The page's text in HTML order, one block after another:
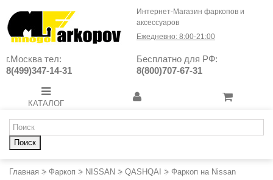
Интернет-Магазин фаркопов и
аксессуаров
Ежедневно: 8:00-21:00
г.Москва тел:
8(499)347-14-31
Бесплатно для РФ:
8(800)707-67-31
КАТАЛОГ
Поиск
Главная > Фаркоп > NISSAN > QASHQAI > Фаркоп на Nissan